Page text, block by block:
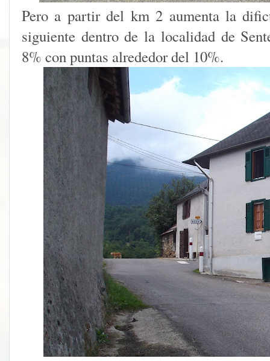
Pero a partir del km 2 aumenta la
siguiente dentro de la localidad de
8% con puntas alrededor del 10%.